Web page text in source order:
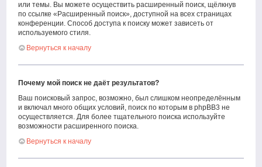
или темы. Вы можете осуществить расширенный поиск, щёлкнув
по ссылке «Расширенный поиск», доступной на всех страницах
конференции. Способ доступа к поиску может зависеть от
используемого стиля.
Вернуться к началу
Почему мой поиск не даёт результатов?
Ваш поисковый запрос, возможно, был слишком неопределённым
и включал много общих условий, поиск по которым в phpBB3 не
осуществляется. Для более тщательного поиска используйте
возможности расширенного поиска.
Вернуться к началу